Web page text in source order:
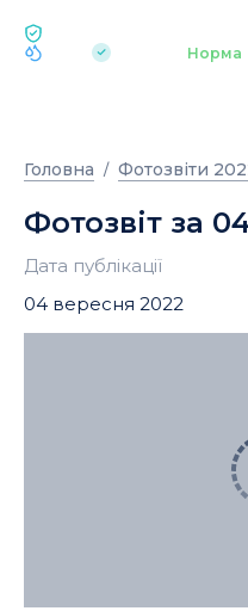
| Норма
Головна Фотозвіти
Фотозвіт за
Дата публікації
04 вересня 2022